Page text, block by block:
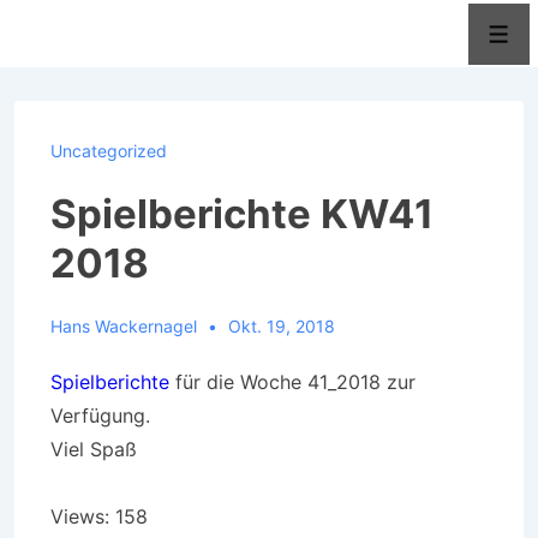
Uncategorized
Spielberichte KW41
2018
Hans Wackernagel Okt. 19, 2018
Spielberichte für die Woche 41_2018 zur
Verfügung.
Viel Spaß
Views: 158